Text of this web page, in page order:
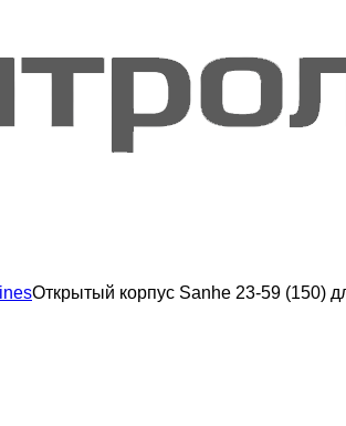
Открытый корпус Sanhe 23-59 (150)